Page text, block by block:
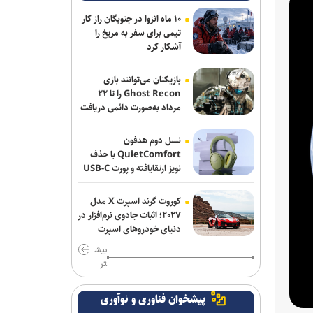
با پیشرفت فناوری، درمان‌ها دیگر برای همه
یکسان نیستند
طرح‌های مرتبط با تسویه رمز ارزی در
تجارت خارجی در مرکز ملی فضای مجازی
بررسی شد
مراکز مخابراتی آسیب دیده از جنگ را با
استفاده از ظرفیت موجود پایدار نگه
داشتیم
نوآوری دانش‌بنیان ایرانی، معادله نصب
لوله‌های پلی‌اتیلن در دریا را تغییر داد
نسل دوم هدفون QuietComfort با حذف
«اینوتکس اکسپرس» فرصتی برای افزایش
تاب‌آوری کسب‌وکار‌های نوآور
۱۰ ماه انزوا در جنوبگان راز کار
تیمی برای سفر به مریخ را
آشکار کرد
بازیکنان می‌توانند بازی
Ghost Recon را تا ۲۲
مرداد به‌صورت دائمی دریافت
کنند
نسل دوم هدفون
QuietComfort با حذف
نویز ارتقایافته و پورت USB-C
عرضه شد
کوروت گرند اسپرت X مدل
۲۰۲۷؛ اثبات جادوی نرم‌افزار در
دنیای خودروهای اسپرت
بیش
تر
پیشخوان فناوری و نوآوری